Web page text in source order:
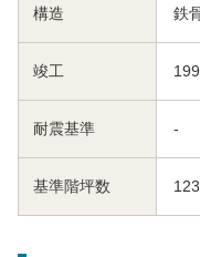
構造 鉄
竣工
耐震基準 -
基準階坪数